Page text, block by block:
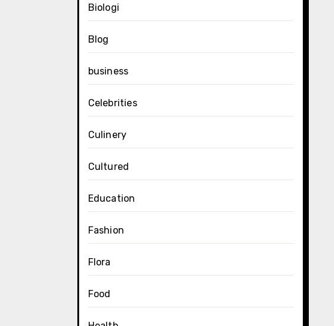
Biologi
Blog
business
Celebrities
Culinery
Cultured
Education
Fashion
Flora
Food